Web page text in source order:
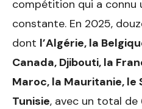
compétition qui a connu
constante. En 2025,
dont l’Algérie, la
Canada, Djibouti, la
Maroc, la Mauritanie, le
Tunisie, avec un total